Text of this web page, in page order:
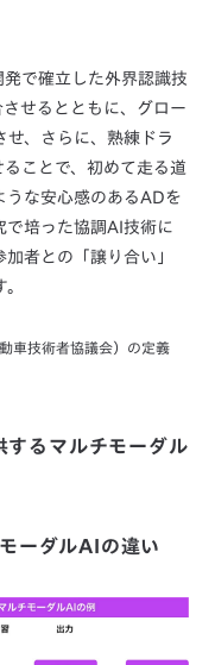
で確立した外界認識技
せるとともに、グロー
、さらに、熟練ドラ
ことで、初めて走る道
うな安心感のあるADを
で培った協調AI技術に
者との「譲り合い」
車技術者協議会）の定義
するマルチモーダル
ーダルAIの違い